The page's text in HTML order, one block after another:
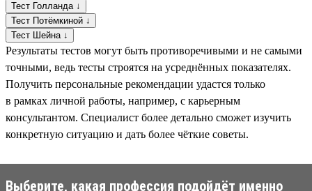
Тест Голланда ↓
Тест Потёмкиной ↓
Тест Шейна ↓
Результаты тестов могут быть противоречивыми и не самыми
точными, ведь тесты строятся на усреднённых показателях.
Получить персональные рекомендации удастся только
в рамках личной работы, например, с карьерным
консультантом. Специалист более детально сможет изучить
конкретную ситуацию и дать более чёткие советы.
Выберите, какая профессия подойдёт именно